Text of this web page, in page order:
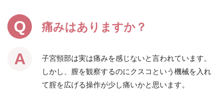
痛みはありますか？
子宮頸部は実は痛みを感じないと言われています。
しかし、膣を観察するのにクスコという機械を入れ
て腟を広げる操作が少し痛いかと思います。